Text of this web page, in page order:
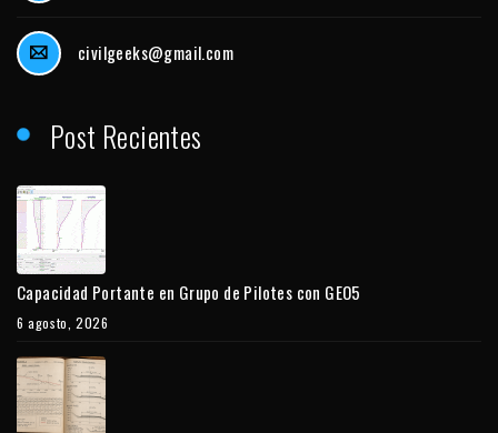
civilgeeks@gmail.com
Post Recientes
Capacidad Portante en Grupo de Pilotes con GEO5
6 agosto, 2026